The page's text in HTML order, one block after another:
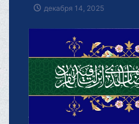
декабря 14, 2025